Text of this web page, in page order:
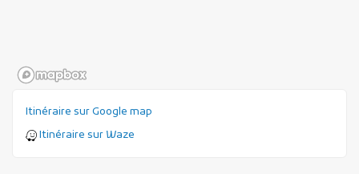
Itinéraire sur Google map
Itinéraire sur Waze